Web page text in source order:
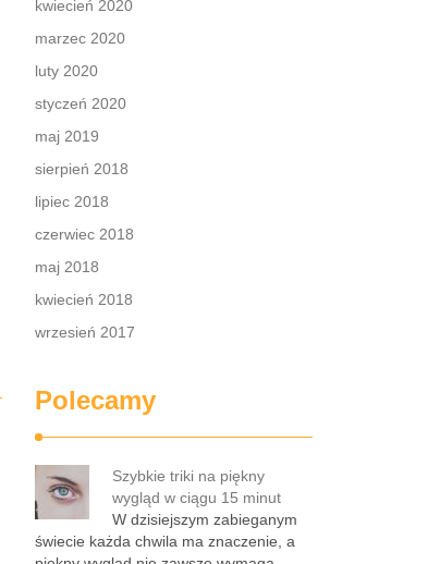
kwiecień 2020
marzec 2020
luty 2020
styczeń 2020
maj 2019
sierpień 2018
lipiec 2018
czerwiec 2018
maj 2018
kwiecień 2018
wrzesień 2017
Polecamy
Szybkie triki na piękny
wygląd w ciągu 15 minut
W dzisiejszym zabieganym
świecie każda chwila ma znaczenie, a